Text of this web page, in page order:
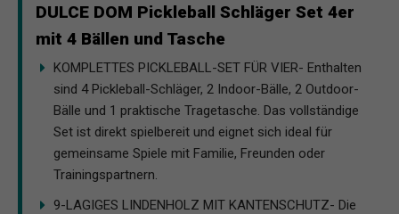
DULCE DOM Pickleball Schläger Set 4er
mit 4 Bällen und Tasche
KOMPLETTES PICKLEBALL-SET FÜR VIER- Enthalten
sind 4 Pickleball-Schläger, 2 Indoor-Bälle, 2 Outdoor-
Bälle und 1 praktische Tragetasche. Das vollständige
Set ist direkt spielbereit und eignet sich ideal für
gemeinsame Spiele mit Familie, Freunden oder
Trainingspartnern.
9-LAGIGES LINDENHOLZ MIT KANTENSCHUTZ- Die